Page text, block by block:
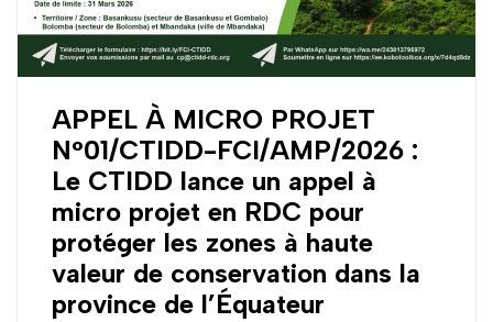
APPEL À MICRO PROJET
N°01/CTIDD-FCI/AMP/2026 :
Le CTIDD lance un appel à
micro projet en RDC pour
protéger les zones à haute
valeur de conservation dans la
province de l’Équateur